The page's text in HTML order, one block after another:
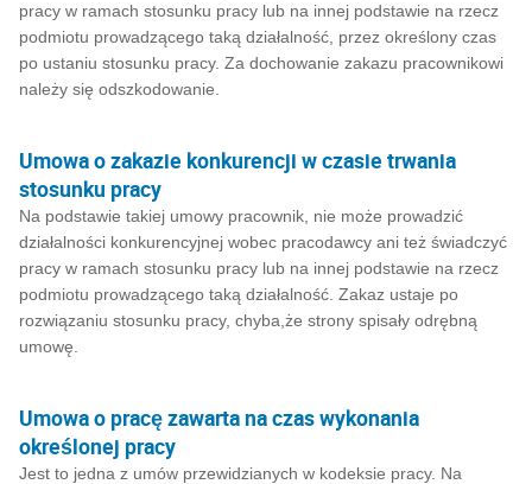
pracy w ramach stosunku pracy lub na innej podstawie na rzecz
podmiotu prowadzącego taką działalność, przez określony czas
po ustaniu stosunku pracy. Za dochowanie zakazu pracownikowi
należy się odszkodowanie.
Umowa o zakazie konkurencji w czasie trwania
stosunku pracy
Na podstawie takiej umowy pracownik, nie może prowadzić
działalności konkurencyjnej wobec pracodawcy ani też świadczyć
pracy w ramach stosunku pracy lub na innej podstawie na rzecz
podmiotu prowadzącego taką działalność. Zakaz ustaje po
rozwiązaniu stosunku pracy, chyba,że strony spisały odrębną
umowę.
Umowa o pracę zawarta na czas wykonania
określonej pracy
Jest to jedna z umów przewidzianych w kodeksie pracy. Na